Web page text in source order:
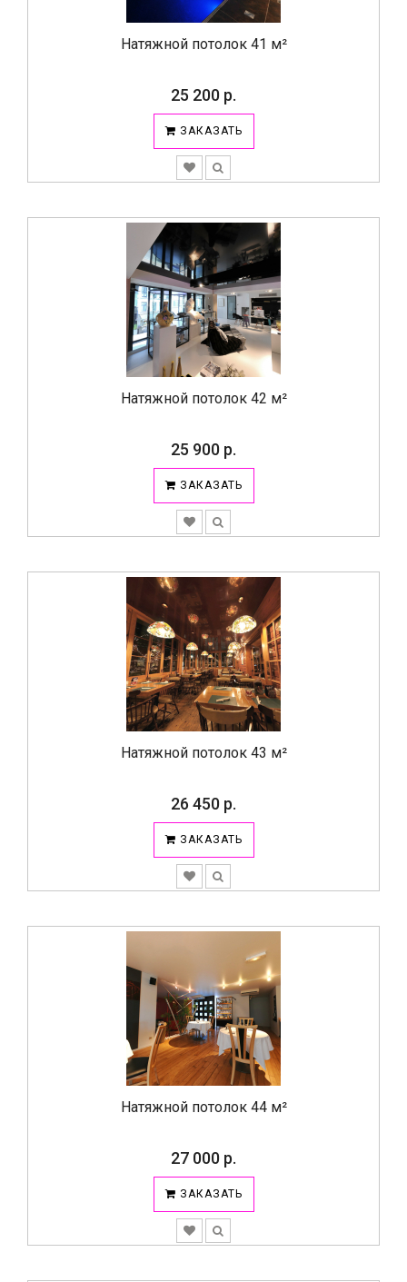
Натяжной потолок 41 м²
25 200 р.
ЗАКАЗАТЬ
Натяжной потолок 42 м²
25 900 р.
ЗАКАЗАТЬ
Натяжной потолок 43 м²
26 450 р.
ЗАКАЗАТЬ
Натяжной потолок 44 м²
27 000 р.
ЗАКАЗАТЬ